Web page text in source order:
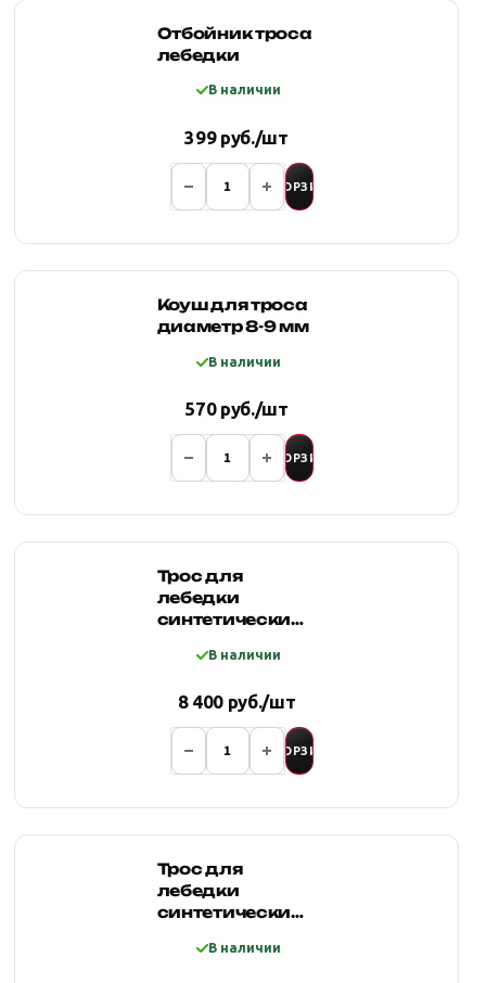
Отбойник троса
лебедки
В наличии
399 руб./шт
В КОРЗИНУ
Коуш для троса
диаметр 8-9 мм
В наличии
570 руб./шт
В КОРЗИНУ
Трос для
лебедки
синтетический
желтыйВ наличии
8 400 руб./шт
В КОРЗИНУ
Трос для
лебедки
синтетический
синийВ наличии